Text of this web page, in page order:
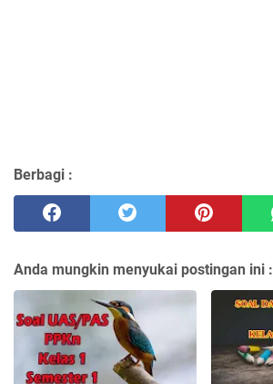
Berbagi :
Anda mungkin menyukai postingan ini :